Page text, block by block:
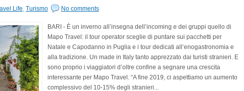
Life, Turismo No comments
BARI - È un inverno all’insegna dell’incoming e dei gruppi quello di
Mapo Travel: il tour operator sceglie di puntare sui pacchetti per
Natale e Capodanno in Puglia e i tour dedicati all’enogastronomia e
alla tradizione. Un made in Italy tanto apprezzato dai turisti stranieri. E
sono proprio i viaggiatori d’oltre confine a segnare una crescita
interessante per Mapo Travel. “A fine 2019, ci aspettiamo un aumento
complessivo del 10-15% degli stranieri...